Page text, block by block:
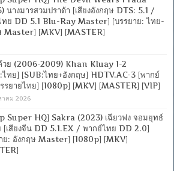
นางมารสวมปราด้า [เสียงอังกฤษ DTS: 5.1 /
ทย DD 5.1 Blu-Ray Master] [บรรยาย: ไทย-
Master] [MKV] [MASTER]
วย (2006-2009) Khan Kluay 1-2
ไทย] [SUB:ไทย+อังกฤษ] HDTV.AC-3 [พากย์
รยายไทย] [1080p] [MKV] [MASTER] [VIP]
าคม 2026
Super HQ] Sakra (2023) เฉียวฟง จอมยุทธ์
[เสียงจีน DD 5.1.EX / พากย์ไทย DD 2.0]
ย: อังกฤษ Master] [1080p] [MKV]